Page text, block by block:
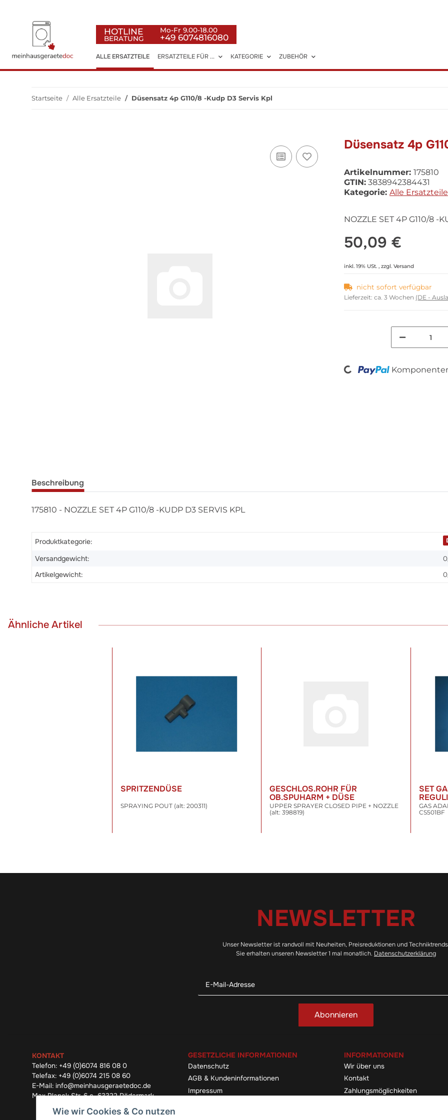
HOTLINE
BERATUNG
Mo-Fr 9.00-18.00
+49 6074816080
ALLE ERSATZTEILE ERSATZTEILE FÜR ... KATEGORIE ZUBEHÖR
Startseite Alle Ersatzteile Düsensatz 4p G110/8 -Kudp D3 Servis Kpl
Düsensatz 4p
Artikelnummer: 175810
GTIN: 3838942384431
Kategorie: Alle Ersatzteile
NOZZLE SET 4P G110/8 -
50,09 €
inkl. 19% USt. , zzgl. Versand
nicht sofort verfügbar
Lieferzeit: ca. 3 Wochen (DE -
Loading...
Beschreibung
175810 - NOZZLE SET 4P G110/8 -KUDP D3 SERVIS KPL
Produktkategorie:
Versandgewicht:
Artikelgewicht:
Ähnliche Artikel
SPRITZENDÜSE
SPRAYING POUT (alt: 200311)
WARENKORB
GESCHLOS.ROHR FÜR
OB.SPUHARM + DÜSE
UPPER SPRAYER CLOSED PIPE + NOZZLE
(alt: 398819)
WARENKORB
SET
GAS
CS501BF
NEWSLETTER
Unser Newsletter ist randvoll mit Neuheiten, Preisreduktionen und
Sie erhalten unseren Newsletter 1 mal monatlich. Datenschutzerklärung
Abonnieren
KONTAKT
Telefon: +49 (0)6074 816 08 0
Telefax: +49 (0)6074 215 08 60
E-Mail: info@meinhausgeraetedoc.de
Max Planck Str. 6 c, 63322 Rödermark
GESETZLICHE INFORMATIONEN
Datenschutz
AGB & Kundeninformationen
Impressum
INFORMATIONEN
Wir über uns
Kontakt
Zahlungsmöglichkeiten
Wie wir Cookies & Co nutzen